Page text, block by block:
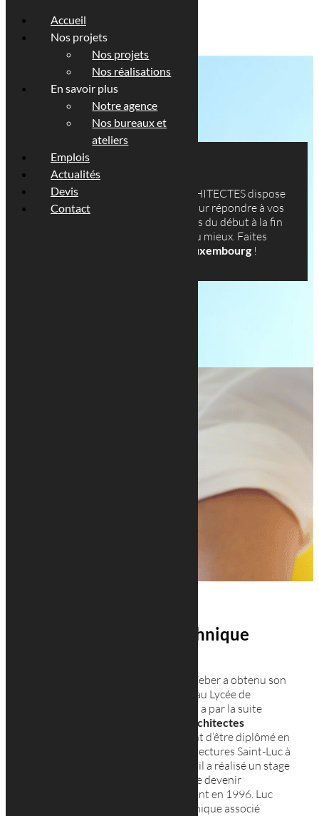
NOTRE ÉQUIPE
Le cabinet Georges REUTER ARCHITECTES dispose
d’une équipe de professionnels pour répondre à vos
attentes. Nous sommes à vos côtés du début à la fin
du projet afin de vous conseiller au mieux. Faites
Luxembourg !
Luc weber : gérant technique
en 1969, Luc Weber a obtenu son
examen de fin d’études secondaire au Lycée de
Luxembourg en 1988. Il a par la suite
cabinet des architectes
Hoffmann et Schemel en 1989 avant d’être diplômé en
1995 à l’institut Supérieure d’architectures Saint-Luc à
. C’est de 1995 à 1996 qu’il a réalisé un stage
au cabinet Georges Reuter, avant de devenir
architecte collaborateur indépendant en 1996. Luc
Weber est maintenant gérant technique associé
Accueil
Nos projets
Nos projets
Nos réalisations
En savoir plus
Notre agence
Nos bureaux et
ateliers
Emplois
Actualités
Devis
Contact